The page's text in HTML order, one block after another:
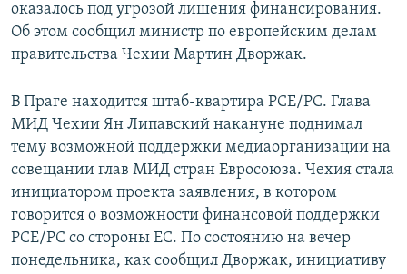
оказалось под угрозой лишения финансирования.
Об этом сообщил министр по европейским делам
правительства Чехии Мартин Дворжак.
В Праге находится штаб-квартира РСЕ/РС. Глава
МИД Чехии Ян Липавский накануне поднимал
тему возможной поддержки медиаорганизации на
совещании глав МИД стран Евросоюза. Чехия стала
инициатором проекта заявления, в котором
говорится о возможности финансовой поддержки
РСЕ/РС со стороны ЕС. По состоянию на вечер
понедельника, как сообщил Дворжак, инициативу